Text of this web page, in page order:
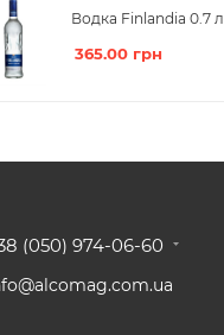
Водка Finlandia 0.7 л
365.00 грн
(050) 974-06-60